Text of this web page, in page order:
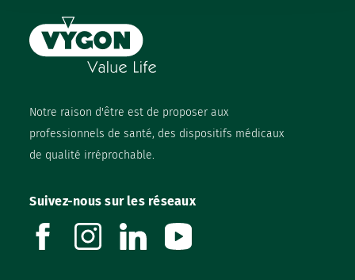
Notre raison d'être est de proposer aux
professionnels de santé, des dispositifs médicaux
de qualité irréprochable.
Suivez-nous sur les réseaux
facebookinstagramlinkedin